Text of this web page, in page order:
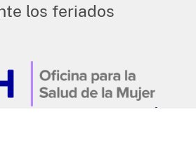
los feriados